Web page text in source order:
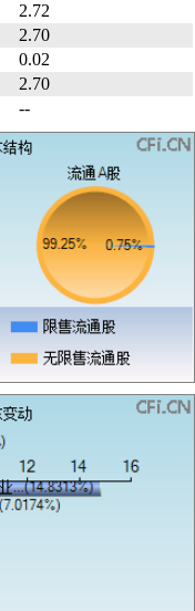
2.72
2.70
0.02
2.70
--